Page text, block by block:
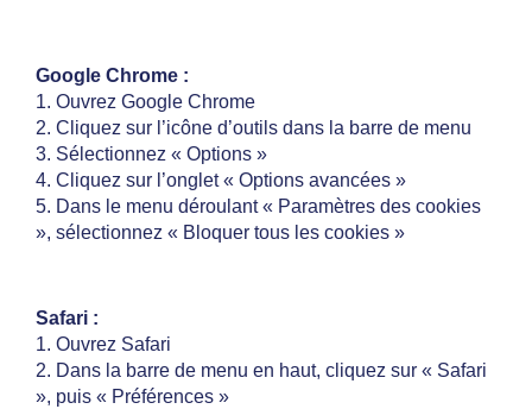
Google Chrome :
1. Ouvrez Google Chrome
2. Cliquez sur l’icône d’outils dans la barre de menu
3. Sélectionnez « Options »
4. Cliquez sur l’onglet « Options avancées »
5. Dans le menu déroulant « Paramètres des cookies
», sélectionnez « Bloquer tous les cookies »
Safari :
1. Ouvrez Safari
2. Dans la barre de menu en haut, cliquez sur « Safari
», puis « Préférences »